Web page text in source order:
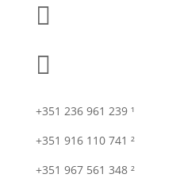


+351 236 961 239 ¹
+351 916 110 741 ²
+351 967 561 348 ²